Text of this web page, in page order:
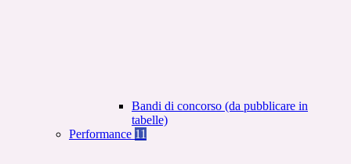
Bandi di concorso (da pubblicare in
tabelle)
Performance 11